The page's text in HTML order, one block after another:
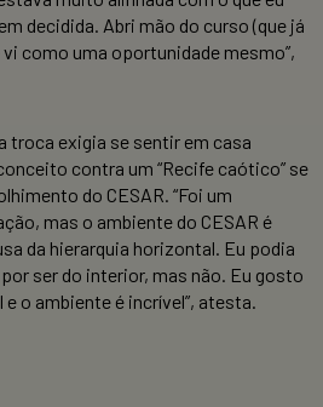
decidida. Abri mão do curso (que já
como uma oportunidade mesmo”,
troca exigia se sentir em casa
contra um “Recife caótico” se
do CESAR. “Foi um
mas o ambiente do CESAR é
da hierarquia horizontal. Eu podia
ser do interior, mas não. Eu gosto
o ambiente é incrível”, atesta.